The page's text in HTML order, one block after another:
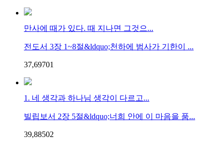
만사에 때가 있다. 때 지나면 그것으...
전도서 3장 1~8절&ldquo;천하에 범사가 기한이 ...
37,69701
1. 네 생각과 하나님 생각이 다르고...
빌립보서 2장 5절&ldquo;너희 안에 이 마음을 품...
39,88502